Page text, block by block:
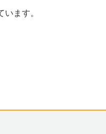
ます。